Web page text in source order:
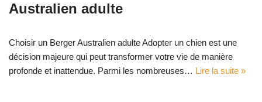
Australien adulte
Choisir un Berger Australien adulte Adopter un chien est une
décision majeure qui peut transformer votre vie de manière
profonde et inattendue. Parmi les nombreuses… Lire la suite »